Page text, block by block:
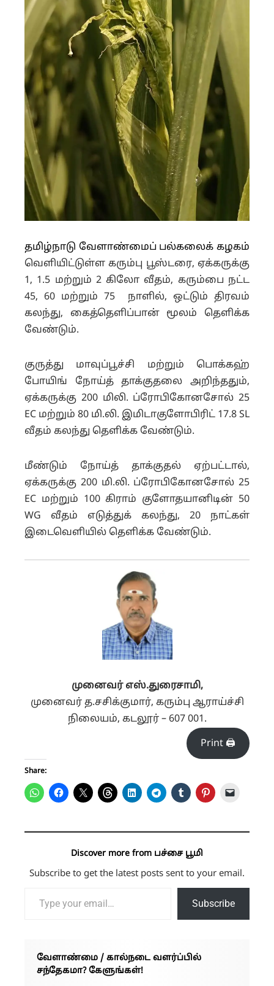
தமிழ்நாடு வேளாண்மைப் பல்கலைக் கழகம்
வெளியிட்டுள்ள கரும்பு பூஸ்டரை, ஏக்கருக்கு
1, 1.5 மற்றும் 2 கிலோ வீதம், கரும்பை நட்ட
45, 60 மற்றும் 75 நாளில், ஒட்டும் திரவம்
கலந்து, கைத்தெளிப்பான் மூலம் தெளிக்க
வேண்டும்.
குருத்து மாவுப்பூச்சி மற்றும் பொக்கஹ்
போயிங் நோய்த் தாக்குதலை அறிந்ததும்,
ஏக்கருக்கு 200 மிலி. ப்ரோபிகோனசோல் 25
EC மற்றும் 80 மி.லி. இமிடாகுளோபிரிட் 17.8 SL
வீதம் கலந்து தெளிக்க வேண்டும்.
மீண்டும் நோய்த் தாக்குதல் ஏற்பட்டால்,
ஏக்கருக்கு 200 மி.லி. ப்ரோபிகோனசோல் 25
EC மற்றும் 100 கிராம் குளோதயானிடின் 50
WG வீதம் எடுத்துக் கலந்து, 20 நாட்கள்
இடைவெளியில் தெளிக்க வேண்டும்.
முனைவர் எஸ்.துரைசாமி,
முனைவர் த.சசிக்குமார், கரும்பு ஆராய்ச்சி
நிலையம், கடலூர் – 607 001.
Print 🖨
Share:
Discover more from பச்சை பூமி
Subscribe to get the latest posts sent to your email.
Subscribe
வேளாண்மை / கால்நடை வளர்ப்பில்
சந்தேகமா? கேளுங்கள்!